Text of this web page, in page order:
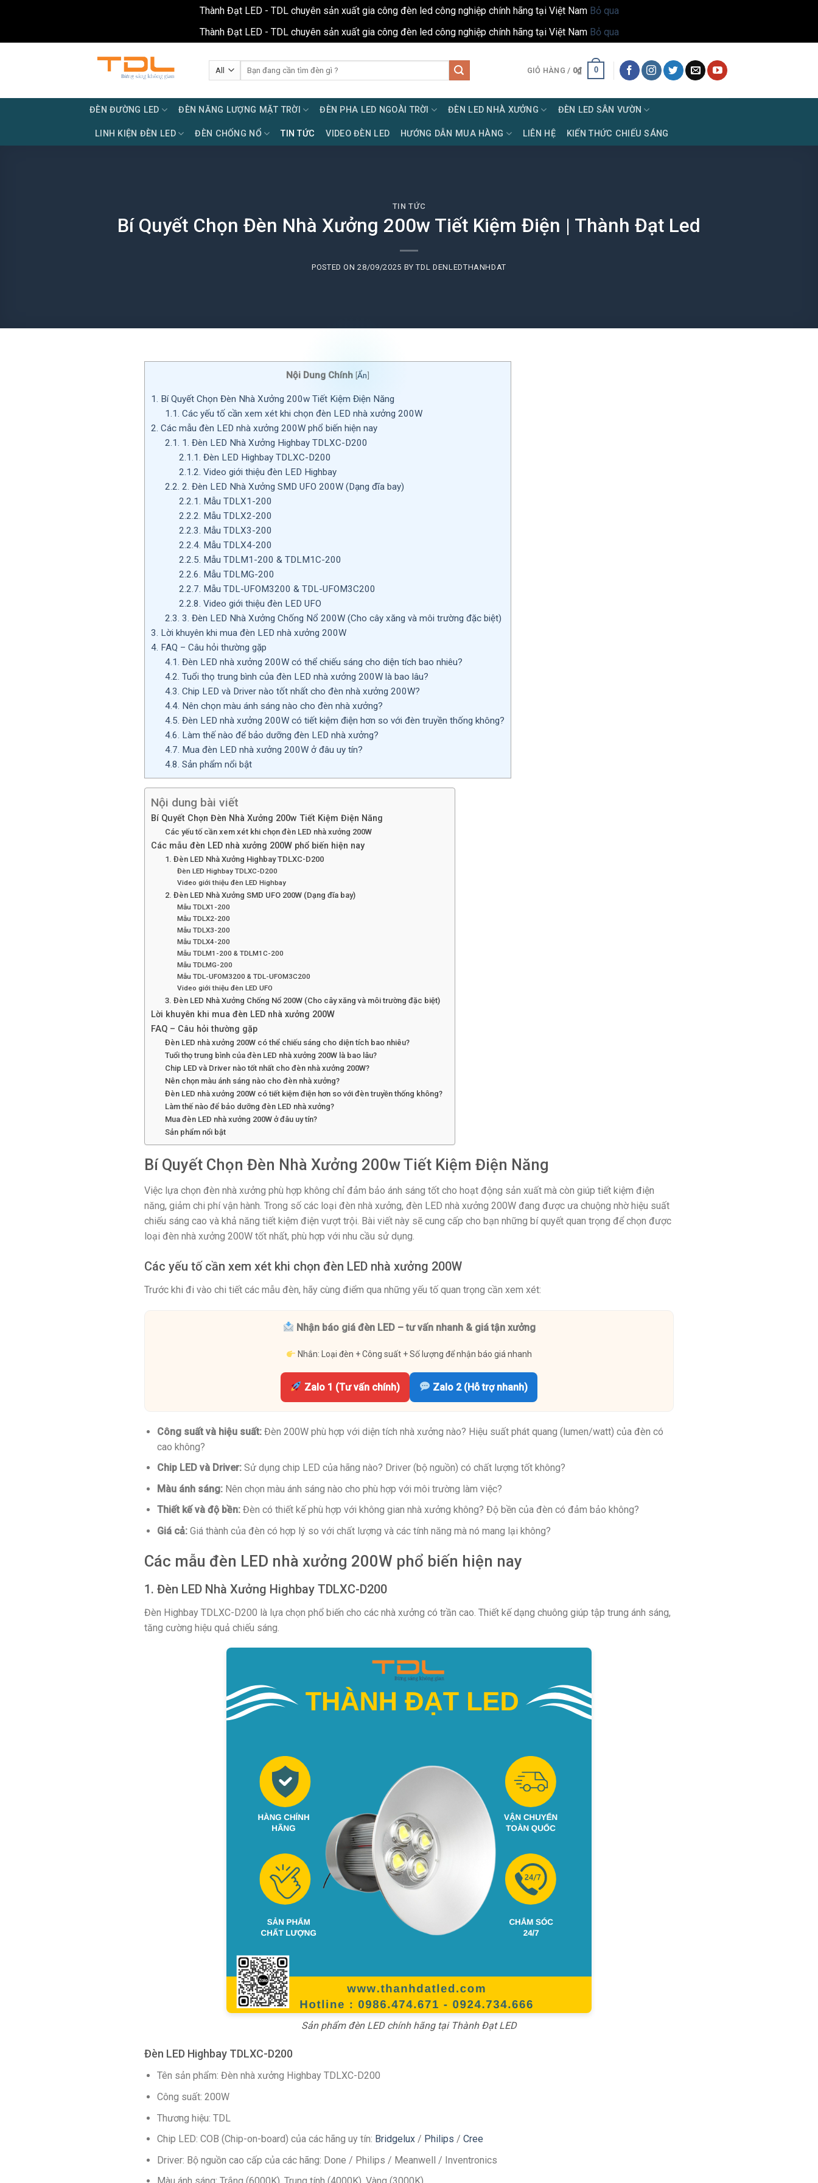
Thành Đạt LED - TDL chuyên sản xuất gia công đèn led công nghiệp chính hãng tại Việt Nam Bỏ qua
Thành Đạt LED - TDL chuyên sản xuất gia công đèn led công nghiệp chính hãng tại Việt Nam Bỏ qua
kiếm:
GIỎ HÀNG / 0₫ 0
ĐÈN ĐƯỜNG LED ĐÈN NĂNG LƯỢNG MẶT TRỜI ĐÈN PHA LED NGOÀI TRỜI ĐÈN LED NHÀ XƯỞNG ĐÈN LED SÂN VƯỜN
LINH KIỆN ĐÈN LED ĐÈN CHỐNG NỔ TIN TỨC VIDEO ĐÈN LED HƯỚNG DẪN MUA HÀNG LIÊN HỆ KIẾN THỨC CHIẾU SÁNG
TIN TỨC
Bí Quyết Chọn Đèn Nhà Xưởng 200w Tiết Kiệm Điện | Thành Đạt Led
POSTED ON28/09/2025 BYTDL DENLEDTHANHDAT
Nội Dung Chính [Ẩn]
1. Bí Quyết Chọn Đèn Nhà Xưởng 200w Tiết Kiệm Điện Năng
1.1. Các yếu tố cần xem xét khi chọn đèn LED nhà xưởng 200W
2. Các mẫu đèn LED nhà xưởng 200W phổ biến hiện nay
2.1. 1. Đèn LED Nhà Xưởng Highbay TDLXC-D200
2.1.1. Đèn LED Highbay TDLXC-D200
2.1.2. Video giới thiệu đèn LED Highbay
2.2. 2. Đèn LED Nhà Xưởng SMD UFO 200W (Dạng đĩa bay)
2.2.1. Mẫu TDLX1-200
2.2.2. Mẫu TDLX2-200
2.2.3. Mẫu TDLX3-200
2.2.4. Mẫu TDLX4-200
2.2.5. Mẫu TDLM1-200 & TDLM1C-200
2.2.6. Mẫu TDLMG-200
2.2.7. Mẫu TDL-UFOM3200 & TDL-UFOM3C200
2.2.8. Video giới thiệu đèn LED UFO
2.3. 3. Đèn LED Nhà Xưởng Chống Nổ 200W (Cho cây xăng và môi trường đặc biệt)
3. Lời khuyên khi mua đèn LED nhà xưởng 200W
4. FAQ – Câu hỏi thường gặp
4.1. Đèn LED nhà xưởng 200W có thể chiếu sáng cho diện tích bao nhiêu?
4.2. Tuổi thọ trung bình của đèn LED nhà xưởng 200W là bao lâu?
4.3. Chip LED và Driver nào tốt nhất cho đèn nhà xưởng 200W?
4.4. Nên chọn màu ánh sáng nào cho đèn nhà xưởng?
4.5. Đèn LED nhà xưởng 200W có tiết kiệm điện hơn so với đèn truyền thống không?
4.6. Làm thế nào để bảo dưỡng đèn LED nhà xưởng?
4.7. Mua đèn LED nhà xưởng 200W ở đâu uy tín?
4.8. Sản phẩm nổi bật
Nội dung bài viết
Bí Quyết Chọn Đèn Nhà Xưởng 200w Tiết Kiệm Điện Năng
Các yếu tố cần xem xét khi chọn đèn LED nhà xưởng 200W
Các mẫu đèn LED nhà xưởng 200W phổ biến hiện nay
1. Đèn LED Nhà Xưởng Highbay TDLXC-D200
Đèn LED Highbay TDLXC-D200
Video giới thiệu đèn LED Highbay
2. Đèn LED Nhà Xưởng SMD UFO 200W (Dạng đĩa bay)
Mẫu TDLX1-200
Mẫu TDLX2-200
Mẫu TDLX3-200
Mẫu TDLX4-200
Mẫu TDLM1-200 & TDLM1C-200
Mẫu TDLMG-200
Mẫu TDL-UFOM3200 & TDL-UFOM3C200
Video giới thiệu đèn LED UFO
3. Đèn LED Nhà Xưởng Chống Nổ 200W (Cho cây xăng và môi trường đặc biệt)
Lời khuyên khi mua đèn LED nhà xưởng 200W
FAQ – Câu hỏi thường gặp
Đèn LED nhà xưởng 200W có thể chiếu sáng cho diện tích bao nhiêu?
Tuổi thọ trung bình của đèn LED nhà xưởng 200W là bao lâu?
Chip LED và Driver nào tốt nhất cho đèn nhà xưởng 200W?
Nên chọn màu ánh sáng nào cho đèn nhà xưởng?
Đèn LED nhà xưởng 200W có tiết kiệm điện hơn so với đèn truyền thống không?
Làm thế nào để bảo dưỡng đèn LED nhà xưởng?
Mua đèn LED nhà xưởng 200W ở đâu uy tín?
Sản phẩm nổi bật
Bí Quyết Chọn Đèn Nhà Xưởng 200w Tiết Kiệm Điện Năng
Việc lựa chọn đèn nhà xưởng phù hợp không chỉ đảm bảo ánh sáng tốt cho hoạt động sản xuất mà còn giúp tiết kiệm điện
năng, giảm chi phí vận hành. Trong số các loại đèn nhà xưởng, đèn LED nhà xưởng 200W đang được ưa chuộng nhờ hiệu suất
chiếu sáng cao và khả năng tiết kiệm điện vượt trội. Bài viết này sẽ cung cấp cho bạn những bí quyết quan trọng để chọn được
loại đèn nhà xưởng 200W tốt nhất, phù hợp với nhu cầu sử dụng.
Các yếu tố cần xem xét khi chọn đèn LED nhà xưởng 200W
Trước khi đi vào chi tiết các mẫu đèn, hãy cùng điểm qua những yếu tố quan trọng cần xem xét:
Nhận báo giá đèn LED – tư vấn nhanh & giá tận xưởng
Nhắn: Loại đèn + Công suất + Số lượng để nhận báo giá nhanh
Zalo 1 (Tư vấn chính) Zalo 2 (Hỗ trợ nhanh)
Công suất và hiệu suất:Đèn 200W phù hợp với diện tích nhà xưởng nào? Hiệu suất phát quang (lumen/watt) của đèn có
cao không?
Chip LED và Driver:Sử dụng chip LED của hãng nào? Driver (bộ nguồn) có chất lượng tốt không?
Màu ánh sáng:Nên chọn màu ánh sáng nào cho phù hợp với môi trường làm việc?
Thiết kế và độ bền:Đèn có thiết kế phù hợp với không gian nhà xưởng không? Độ bền của đèn có đảm bảo không?
Giá cả:Giá thành của đèn có hợp lý so với chất lượng và các tính năng mà nó mang lại không?
Các mẫu đèn LED nhà xưởng 200W phổ biến hiện nay
1. Đèn LED Nhà Xưởng Highbay TDLXC-D200
Đèn Highbay TDLXC-D200 là lựa chọn phổ biến cho các nhà xưởng có trần cao. Thiết kế dạng chuông giúp tập trung ánh sáng,
tăng cường hiệu quả chiếu sáng.
Sản phẩm đèn LED chính hãng tại Thành Đạt LED
Đèn LED Highbay TDLXC-D200
Tên sản phẩm: Đèn nhà xưởng Highbay TDLXC-D200
Công suất: 200W
Thương hiệu: TDL
Chip LED: COB (Chip-on-board) của các hãng uy tín: Bridgelux/ Philips / Cree
Driver: Bộ nguồn cao cấp của các hãng: Done / Philips / Meanwell / Inventronics